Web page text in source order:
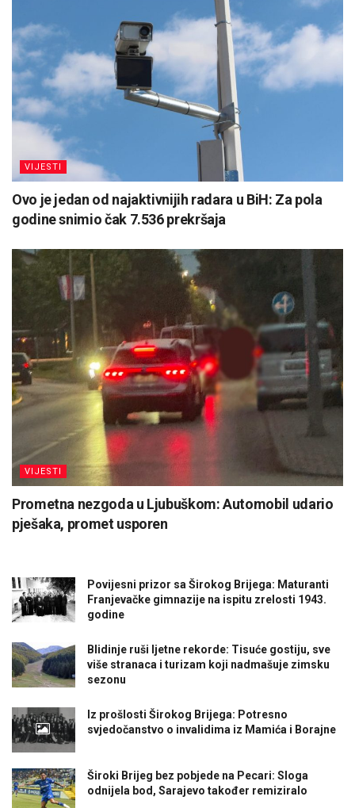
VIJESTI
Ovo je jedan od najaktivnijih radara u BiH: Za pola
godine snimio čak 7.536 prekršaja
VIJESTI
Prometna nezgoda u Ljubuškom: Automobil udario
pješaka, promet usporen
Povijesni prizor sa Širokog Brijega: Maturanti
Franjevačke gimnazije na ispitu zrelosti 1943.
godine
Blidinje ruši ljetne rekorde: Tisuće gostiju, sve
više stranaca i turizam koji nadmašuje zimsku
sezonu
Iz prošlosti Širokog Brijega: Potresno
svjedočanstvo o invalidima iz Mamića i Borajne
Široki Brijeg bez pobjede na Pecari: Sloga
odnijela bod, Sarajevo također remiziralo